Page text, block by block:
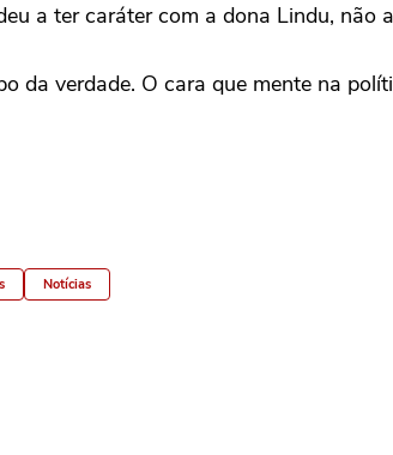
a ter caráter com a dona Lindu,
da verdade. O cara que mente na
Notícias